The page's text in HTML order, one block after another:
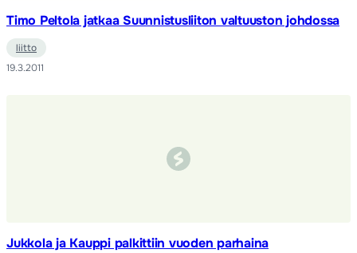
Timo Peltola jatkaa Suunnistusliiton valtuuston johdossa
liitto
19.3.2011
Jukkola ja Kauppi palkittiin vuoden parhaina